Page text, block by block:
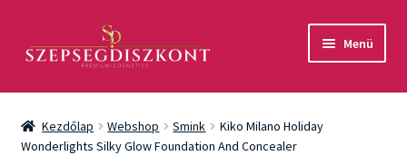
aa
Menü
Akció
Csomagok
Kezdőlap Webshop Smink
Kiko Milano Holiday
Wonderlights Silky Glow Foundation And Concealer